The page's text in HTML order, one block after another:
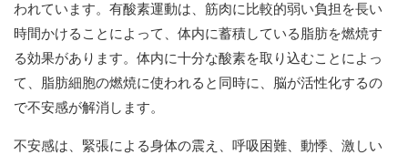
われています。有酸素運動は、筋肉に比較的弱い負担を長い
時間かけることによって、体内に蓄積している脂肪を燃焼す
る効果があります。体内に十分な酸素を取り込むことによっ
て、脂肪細胞の燃焼に使われると同時に、脳が活性化するの
で不安感が解消します。
不安感は、緊張による身体の震え、呼吸困難、動悸、激しい